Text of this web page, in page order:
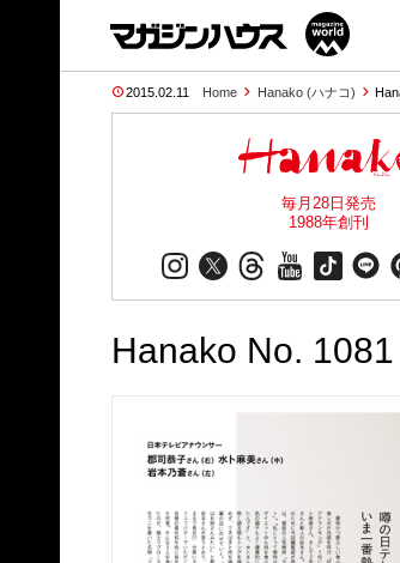
2015.02.11 Home Hanako (ハナコ)
毎月28日発売
1988年創刊
Hanako No. 1081